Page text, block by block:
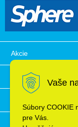
Vaše
Súbory COOKIE
pre Vás.
Akcie
Obchodné podmienky
Ochrana osobných